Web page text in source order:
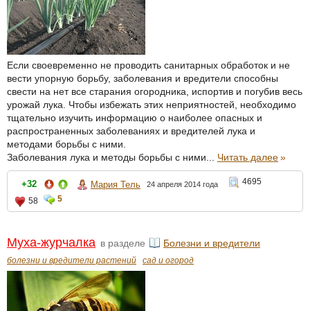
Если своевременно не проводить санитарных обработок и не
вести упорную борьбу, заболевания и вредители способны
свести на нет все старания огородника, испортив и погубив весь
урожай лука. Чтобы избежать этих неприятностей, необходимо
тщательно изучить информацию о наиболее опасных и
распространенных заболеваниях и вредителей лука и
методами борьбы с ними.
Заболевания лука и методы борьбы с ними... Читать далее»
+32 Мария Тель 24 апреля 2014 года
4695
58
5
Муха-журчалка в разделе Болезни и вредители
болезни и вредители растений сад и огород